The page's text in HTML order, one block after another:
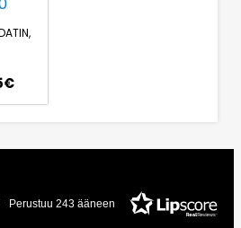
€
Perustuu 243 ääneen